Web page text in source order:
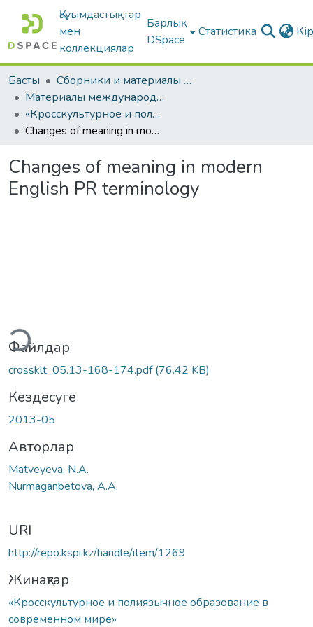
Қауымдастықтар
мен
коллекциялар
Барлық
DSpace
Статистика
Басты
Сборники и материалы конференций
Материалы международных научно-практических конференций
«Кросскультурное и полиязычное образование в современном мире»
Changes of meaning in modern English PR terminology
Changes of meaning in modern
English PR terminology
Файлдар
crossklt_05.13-168-174.pdf(76.42 KB)
Кездесуге
2013-05
Авторлар
Matveyeva, N.A.
Nurmaganbetova, A.A.
URI
http://repo.kspi.kz/handle/item/1269
Жинақтар
«Кросскультурное и полиязычное образование в
современном мире»